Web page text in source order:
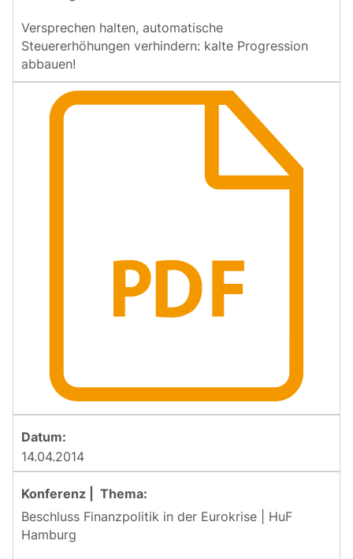
Versprechen halten, automatische
Steuererhöhungen verhindern: kalte Progression
abbauen!
14.04.2014
Beschluss Finanzpolitik in der Eurokrise | HuF
Hamburg